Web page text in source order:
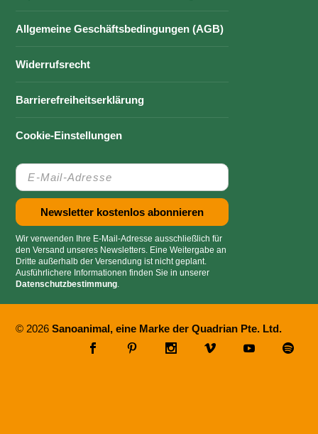
Allgemeine Geschäftsbedingungen (AGB)
Widerrufsrecht
Barrierefreiheitserklärung
Cookie-Einstellungen
Wir verwenden Ihre E-Mail-Adresse ausschließlich für
den Versand unseres Newsletters. Eine Weitergabe an
Dritte außerhalb der Versendung ist nicht geplant.
Ausführlichere Informationen finden Sie in unserer
Datenschutzbestimmung
© 2026Sanoanimal, eine Marke der Quadrian Pte. Ltd.